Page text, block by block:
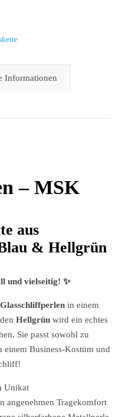
Informationen
– MSK
aus
& Hellgrün
und vielseitig! ✨
Glasschliffperlen in einem
Hellgrün wird ein echtes
Sie passt sowohl zu
Business-Kostüm und
Unikat
angenehmen Tragekomfort